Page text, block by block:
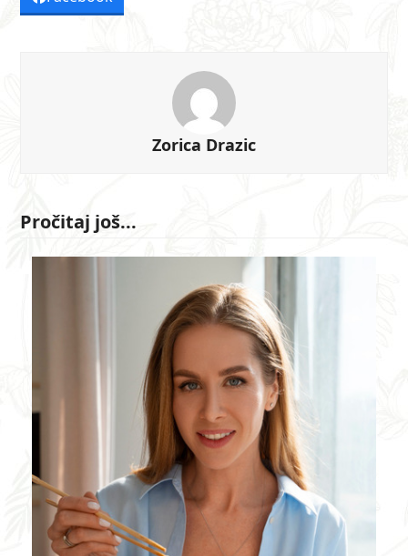
Zorica Drazic
Pročitaj još...